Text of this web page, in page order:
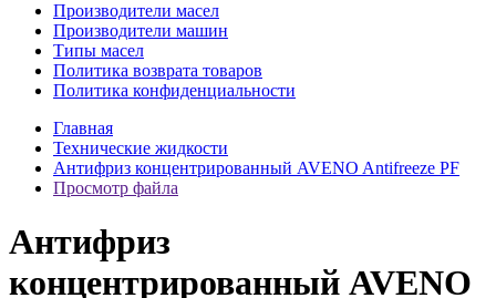
Производители масел
Производители машин
Типы масел
Политика возврата товаров
Политика конфиденциальности
Главная
Технические жидкости
Антифриз концентрированный AVENO Antifreeze PF
Просмотр файла
Антифриз
концентрированный AVENO